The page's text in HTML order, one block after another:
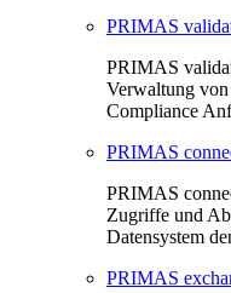
PRIMAS
PRIMAS
Verwaltung
Compliance
PRIMAS
PRIMAS
Zugriffe und
Datensystem
PRIMAS